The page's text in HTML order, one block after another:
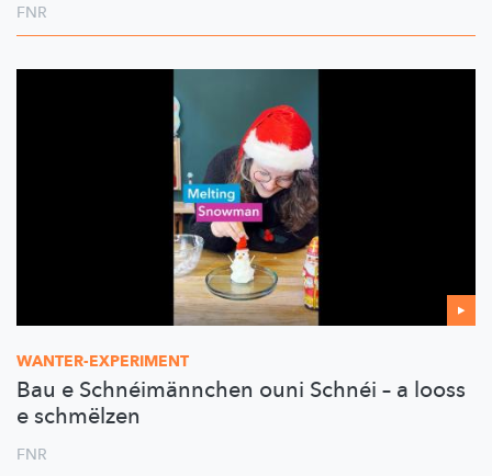
FNR
WANTER-EXPERIMENT
Bau e Schnéimännchen ouni Schnéi – a looss
e schmëlzen
FNR